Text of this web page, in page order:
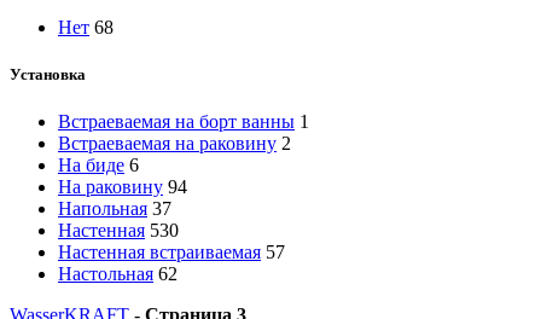
Нет 68
Установка
Встраеваемая на борт ванны 1
Встраеваемая на раковину 2
На биде 6
На раковину 94
Напольная 37
Настенная 530
Настенная встраиваемая 57
Настольная 62